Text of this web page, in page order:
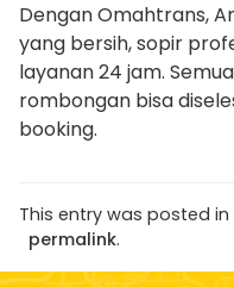
Dengan Omahtrans,
yang bersih, sopir
layanan 24 jam.
rombongan bisa
booking.
This entry was posted in
permalink.